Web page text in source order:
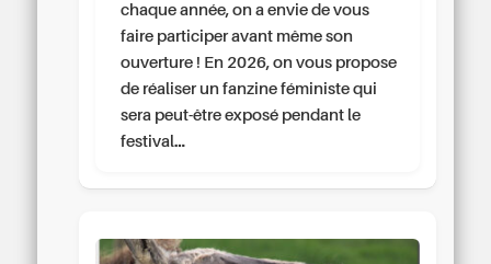
chaque année, on a envie de vous
faire participer avant même son
ouverture ! En 2026, on vous propose
de réaliser un fanzine féministe qui
sera peut-être exposé pendant le
festival…